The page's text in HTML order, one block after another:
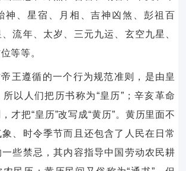
神、星宿、月相、吉神凶煞、彭祖百
流年、太岁、三元九运、玄空九星、
等等。
王遵循的一个行为规范准则，是由皇
以人们把历书称为“皇历”；辛亥革命
才把“皇历”改写成“黄历”。黄历里面不
、时令季节而且还包含了人民在日常
些禁忌，其内容指导中国劳动农民耕